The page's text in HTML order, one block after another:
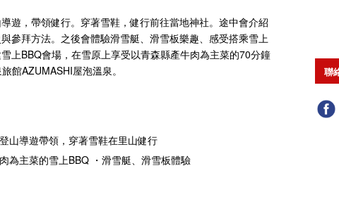
遊，帶領健行。穿著雪鞋，健行前往當地神社。途中會介紹
參拜方法。之後會體驗滑雪艇、滑雪板樂趣、感受搭乘雪上
上BBQ會場，在雪原上享受以青森縣產牛肉為主菜的70分鐘
館AZUMASHI屋泡溫泉。
山導遊帶領，穿著雪鞋在里山健行
為主菜的雪上BBQ ・滑雪艇、滑雪板體驗
聯